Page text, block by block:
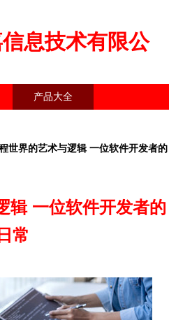
息技术有限公
产品大全
世界的艺术与逻辑 一位软件开发者的
辑 一位软件开发者的
日常